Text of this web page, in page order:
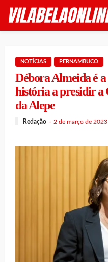
NOTÍCIAS PERNAMBUCO
Débora Almeida é
história a presidir a
da Alepe
Redação 2 de março de 2023